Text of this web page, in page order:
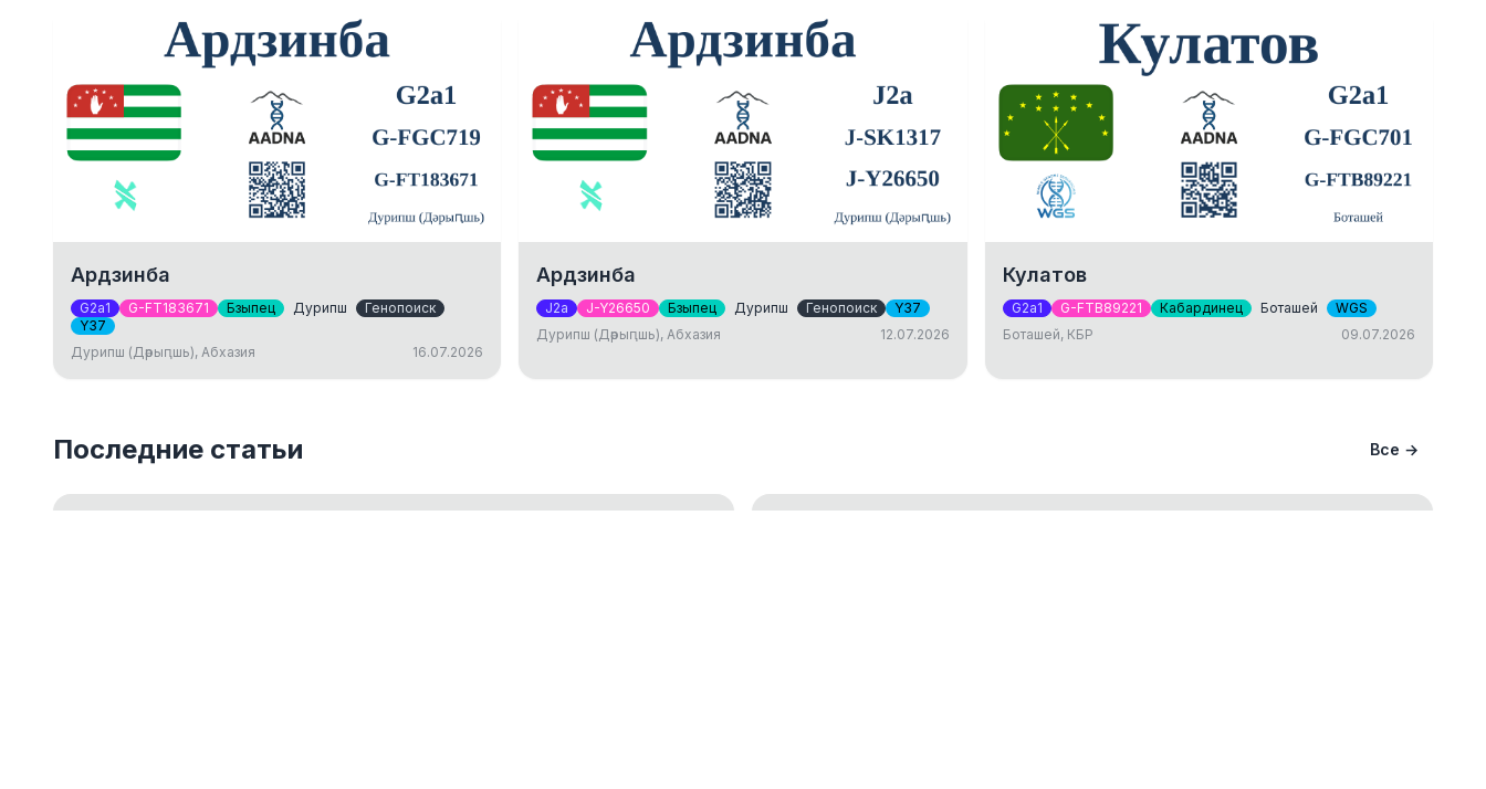
Ардзинба
G2a1 G-FT183671 Бзыпец Дурипш
Генопоиск
Y37
Дурипш (Дәрыԥшь), Абхазия
16.07.2026
Ардзинба
J2a J-Y26650 Бзыпец Дурипш Генопоиск
Y37
Дурипш (Дәрыԥшь), Абхазия
12.07.2026
Кулатов
G2a1 G-FTB89221 Кабардинец Боташей
WGS
Боташей, КБР
09.07.2026
Последние статьи Все →